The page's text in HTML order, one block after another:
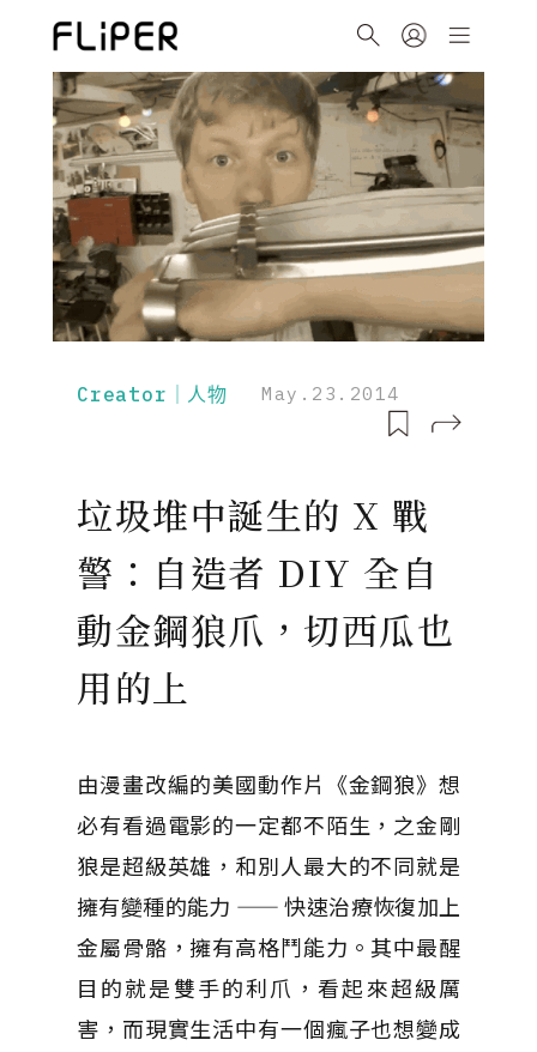
Creator｜人物 May.23.2014
垃圾堆中誕生的 X 戰
警：自造者 DIY 全自
動金鋼狼爪，切西瓜也
用的上
由漫畫改編的美國動作片《金鋼狼》想
必有看過電影的一定都不陌生，之金剛
狼是超級英雄，和別人最大的不同就是
擁有變種的能力 —— 快速治療恢復加上
金屬骨骼，擁有高格鬥能力。其中最醒
目的就是雙手的利爪，看起來超級厲
害，而現實生活中有一個瘋子也想變成